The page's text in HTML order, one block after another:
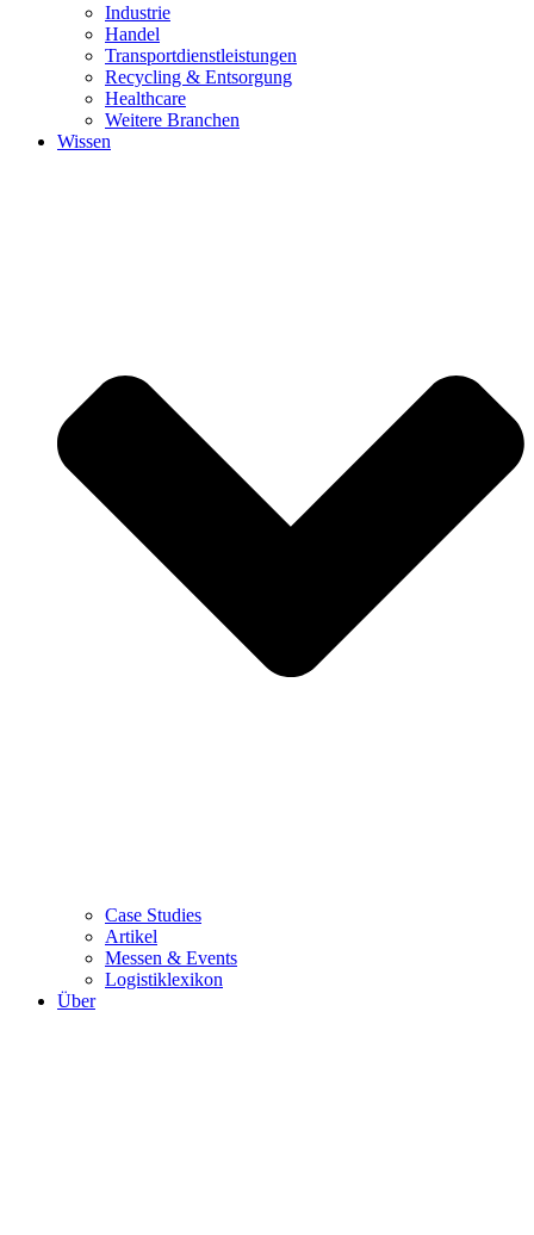
Industrie
Handel
Transportdienstleistungen
Recycling & Entsorgung
Healthcare
Weitere Branchen
Wissen
Case Studies
Artikel
Messen & Events
Logistiklexikon
Über